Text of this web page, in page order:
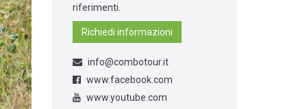
riferimenti.
Richiedi informazioni
info@combotour.it
www.facebook.com
www.youtube.com